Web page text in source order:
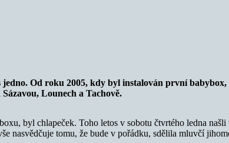
Od roku 2005, kdy byl instalován první
Lounech a Tachově.
byl chlapeček. Toho letos v sobotu čtvrtého ledna
nasvědčuje tomu, že bude v pořádku, sdělila mluvčí